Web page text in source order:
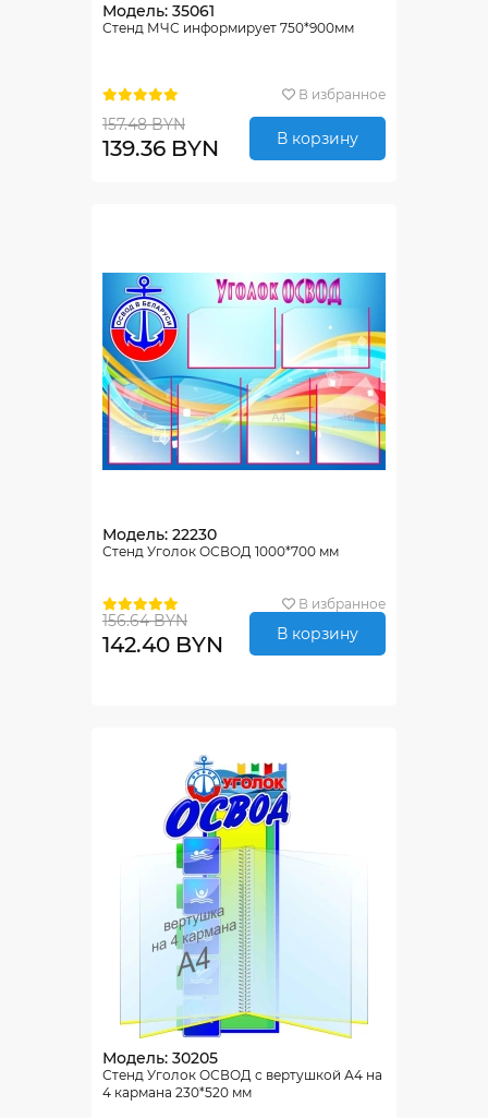
Модель: 35061
Стенд МЧС информирует 750*900мм
В избранное
157.48 BYN
139.36 BYN В корзину
Модель: 22230
Стенд Уголок ОСВОД 1000*700 мм
В избранное
156.64 BYN
142.40 BYN В корзину
Модель: 30205
Стенд Уголок ОСВОД с вертушкой А4 на
4 кармана 230*520 мм